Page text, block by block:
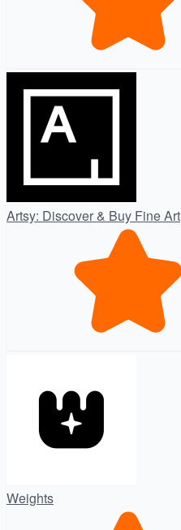
Artsy: Discover & Buy Fine Art
Weights